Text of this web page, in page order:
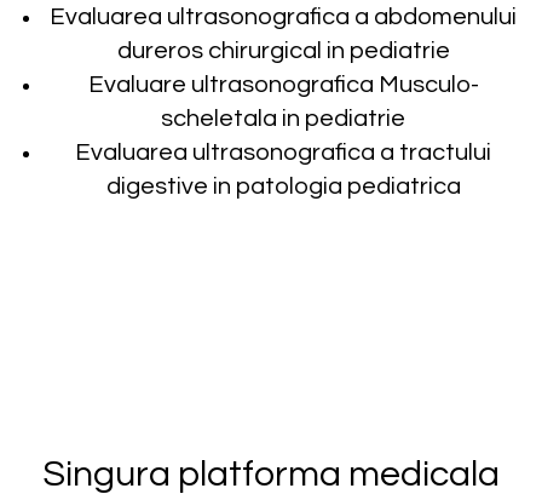
Evaluarea ultrasonografica a abdomenului
dureros chirurgical in pediatrie
Evaluare ultrasonografica Musculo-
scheletala in pediatrie
Evaluarea ultrasonografica a tractului
digestive in patologia pediatrica
Singura platforma medicala